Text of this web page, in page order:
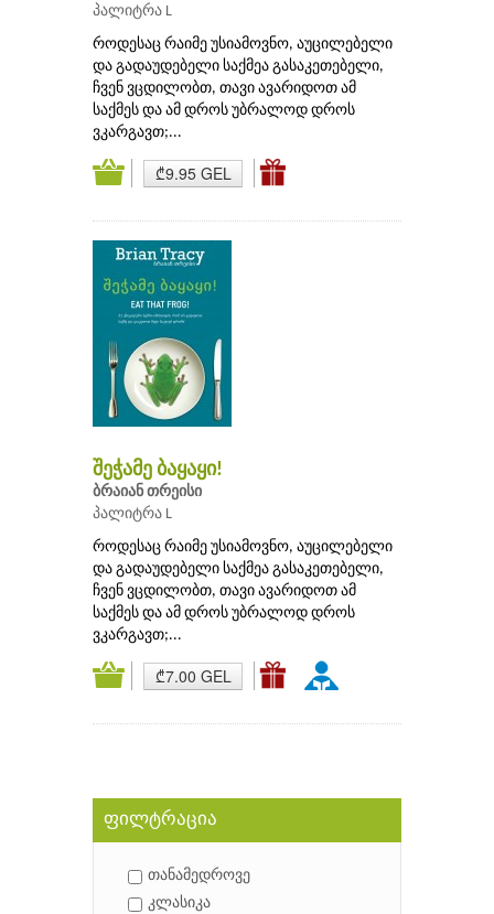
პალიტრა L
როდესაც რაიმე უსიამოვნო, აუცილებელი
და გადაუდებელი საქმეა გასაკეთებელი,
ჩვენ ვცდილობთ, თავი ავარიდოთ ამ
საქმეს და ამ დროს უბრალოდ დროს
ვკარგავთ;...
₾9.95 GEL
შეჭამე ბაყაყი!
ბრაიან თრეისი
პალიტრა L
როდესაც რაიმე უსიამოვნო, აუცილებელი
და გადაუდებელი საქმეა გასაკეთებელი,
ჩვენ ვცდილობთ, თავი ავარიდოთ ამ
საქმეს და ამ დროს უბრალოდ დროს
ვკარგავთ;...
₾7.00 GEL
ფილტრაცია
თანამედროვე
კლასიკა